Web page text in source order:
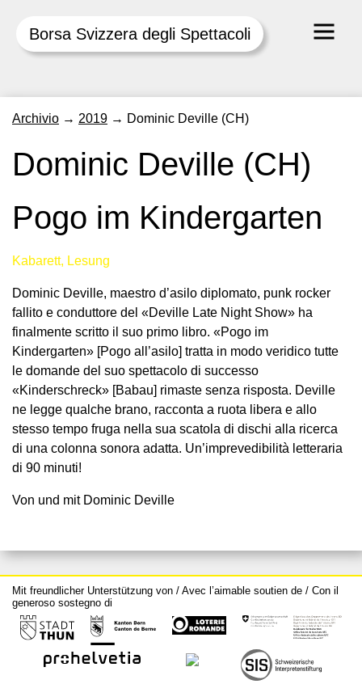
Borsa Svizzera degli Spettacoli
Archivio → 2019 → Dominic Deville (CH)
Dominic Deville (CH)
Pogo im Kindergarten
Kabarett, Lesung
Dominic Deville, maestro d’asilo diplomato, punk rocker
fallito e conduttore del «Deville Late Night Show» ha
finalmente scritto il suo primo libro. «Pogo im
Kindergarten» [Pogo all’asilo] tratta in modo veridico tutte
le domande del suo spettacolo di successo
«Kinderschreck» [Babau] rimaste senza risposta. Deville
ne legge qualche brano, racconta a ruota libera e allo
stesso tempo fruga nella sua scatola di dischi alla ricerca
di una colonna sonora adatta. Un’imprevedibilità letteraria
di 90 minuti!
Von und mit Dominic Deville
Mit freundlicher Unterstützung von / Avec l’aimable soutien de / Con il
generoso sostegno di